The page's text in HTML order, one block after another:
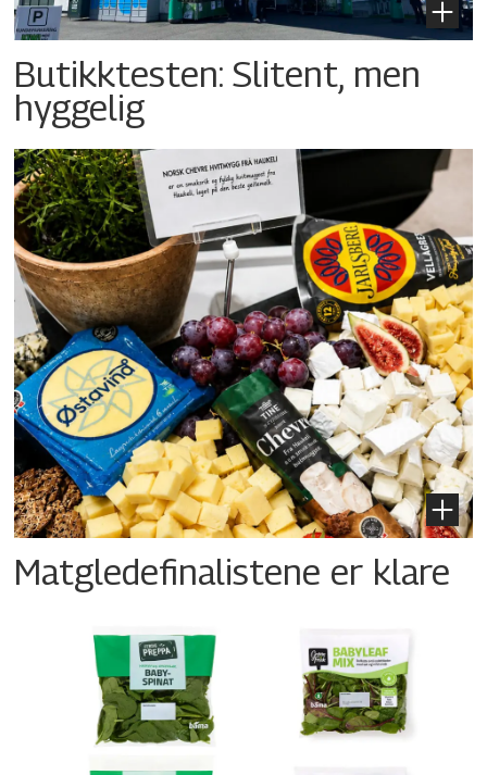
Butikktesten: Slitent, men
hyggelig
Matgledefinalistene er klare